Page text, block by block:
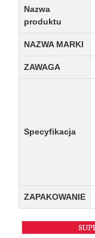
Nazwa
produktu
NAZWA MARKI
ZAWAGA
Specyfikacja
ZAPAKOWANIE